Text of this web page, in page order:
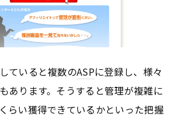
ていると複数のASPに登録し、様々
あります。そうすると管理が複雑に
らい獲得できているかといった把握